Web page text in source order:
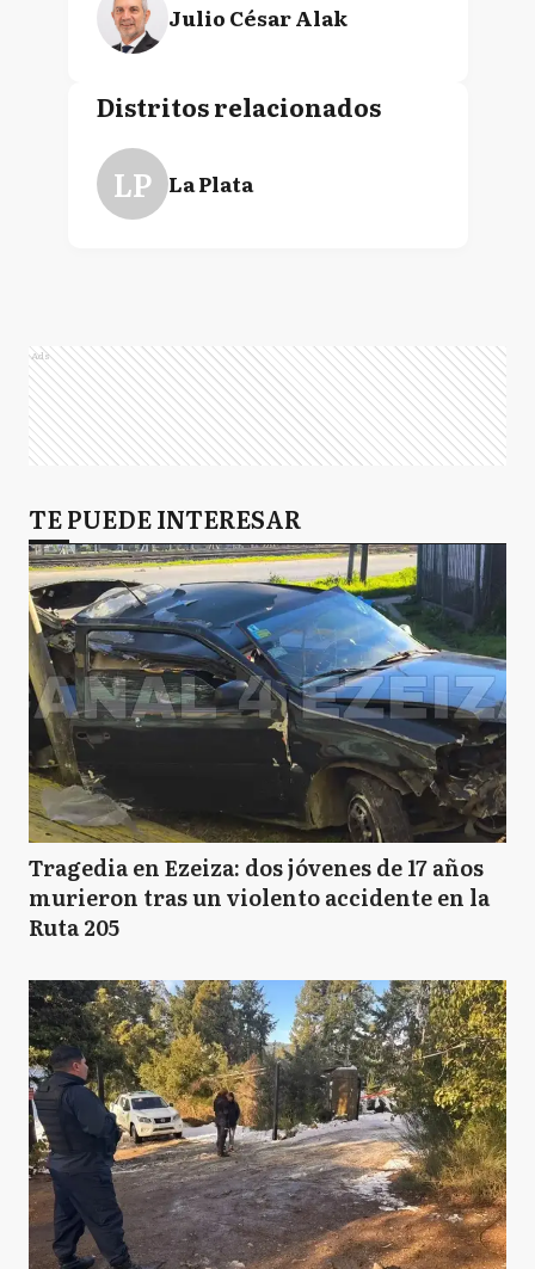
Julio César Alak
Distritos relacionados
LP La Plata
Ads
TE PUEDE INTERESAR
Tragedia en Ezeiza: dos jóvenes de 17 años
murieron tras un violento accidente en la
Ruta 205